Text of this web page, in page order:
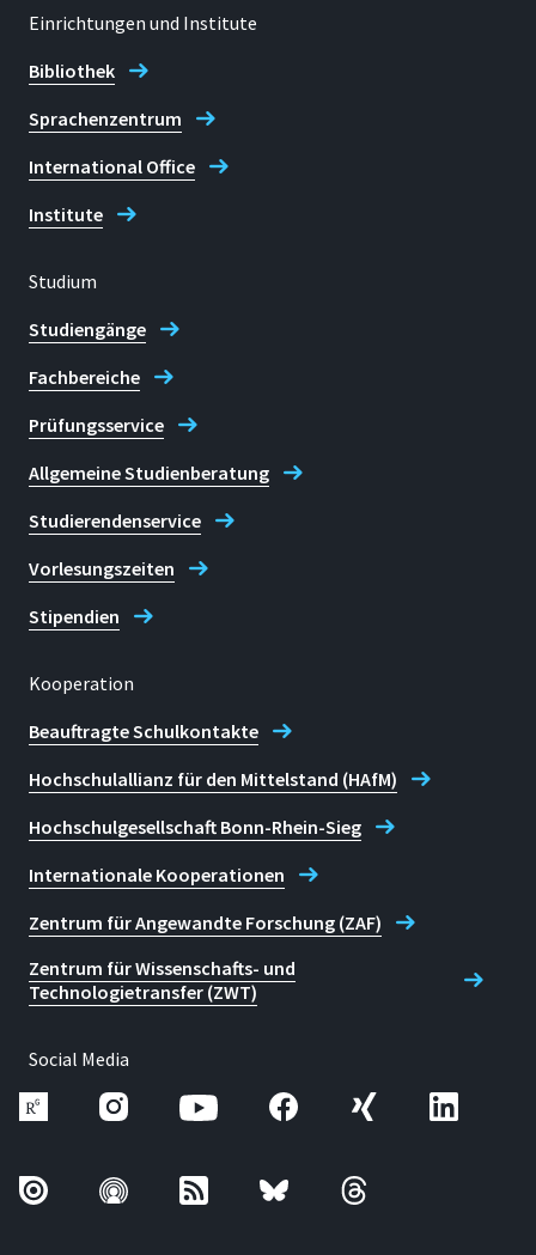
Einrichtungen und Institute
Bibliothek
Sprachenzentrum
International Office
Institute
Studium
Studiengänge
Fachbereiche
Prüfungsservice
Allgemeine Studienberatung
Studierendenservice
Vorlesungszeiten
Stipendien
Kooperation
Beauftragte Schulkontakte
Hochschulallianz für den Mittelstand (HAfM)
Hochschulgesellschaft Bonn-Rhein-Sieg
Internationale Kooperationen
Zentrum für Angewandte Forschung (ZAF)
Zentrum für Wissenschafts- und
Technologietransfer (ZWT)
Social Media